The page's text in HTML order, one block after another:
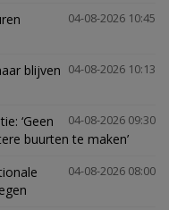
04-08-2026 10:45
04-08-2026 10:13
blijven
04-08-2026 09:30
‘Geen
buurten te maken’
04-08-2026 08:00